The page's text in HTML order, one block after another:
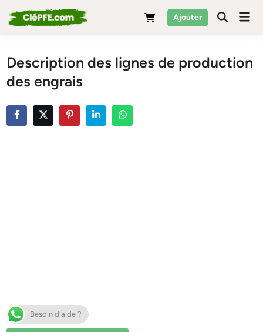
to
Ajouter
Description des lignes de production
des engrais
Besoin d'aide ?